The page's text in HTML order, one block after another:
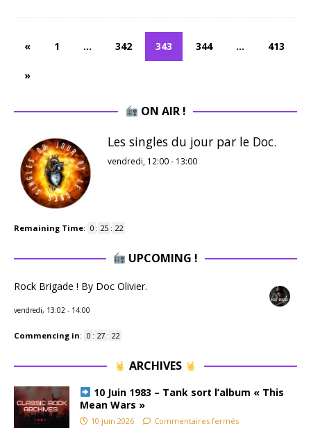
« 1 … 342 343 344 … 413
»
ON AIR !
Les singles du jour par le Doc.
vendredi, 12:00- 13:00
Remaining Time: 0 : 25 : 22
UPCOMING !
Rock Brigade ! By Doc Olivier.
vendredi, 13:02 - 14:00
Commencing in: 0 : 27 : 22
ARCHIVES
10 Juin 1983 – Tank sort l’album « This
Mean Wars »
10 juin 2026 Commentaires fermés